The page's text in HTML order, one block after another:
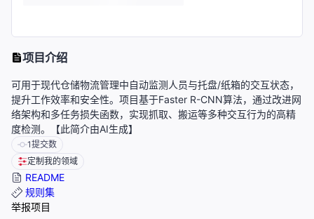
项目介绍
可用于现代仓储物流管理中自动监测人员与托盘/纸箱的交互状态，
提升工作效率和安全性。项目基于Faster R-CNN算法，通过改进网
络架构和多任务损失函数，实现抓取、搬运等多种交互行为的高精
度检测。【此简介由AI生成】
1提交数
定制我的领域
README
规则集
举报项目